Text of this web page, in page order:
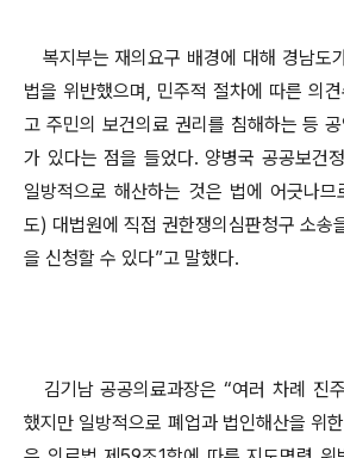
복지부는 재의요구 배경에 대해 경남도
법을 위반했으며, 민주적 절차에 따른 의
고 주민의 보건의료 권리를 침해하는 등
가 있다는 점을 들었다. 양병국 공공보건
일방적으로 해산하는 것은 법에 어긋나
도) 대법원에 직접 권한쟁의심판청구 소송
을 신청할 수 있다”고 말했다.
김기남 공공의료과장은 “여러 차례 진
했지만 일방적으로 폐업과 법인해산을 위